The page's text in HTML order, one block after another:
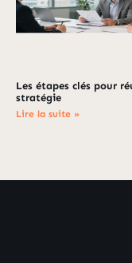
Les étapes clés pour
stratégie
Lire la suite »